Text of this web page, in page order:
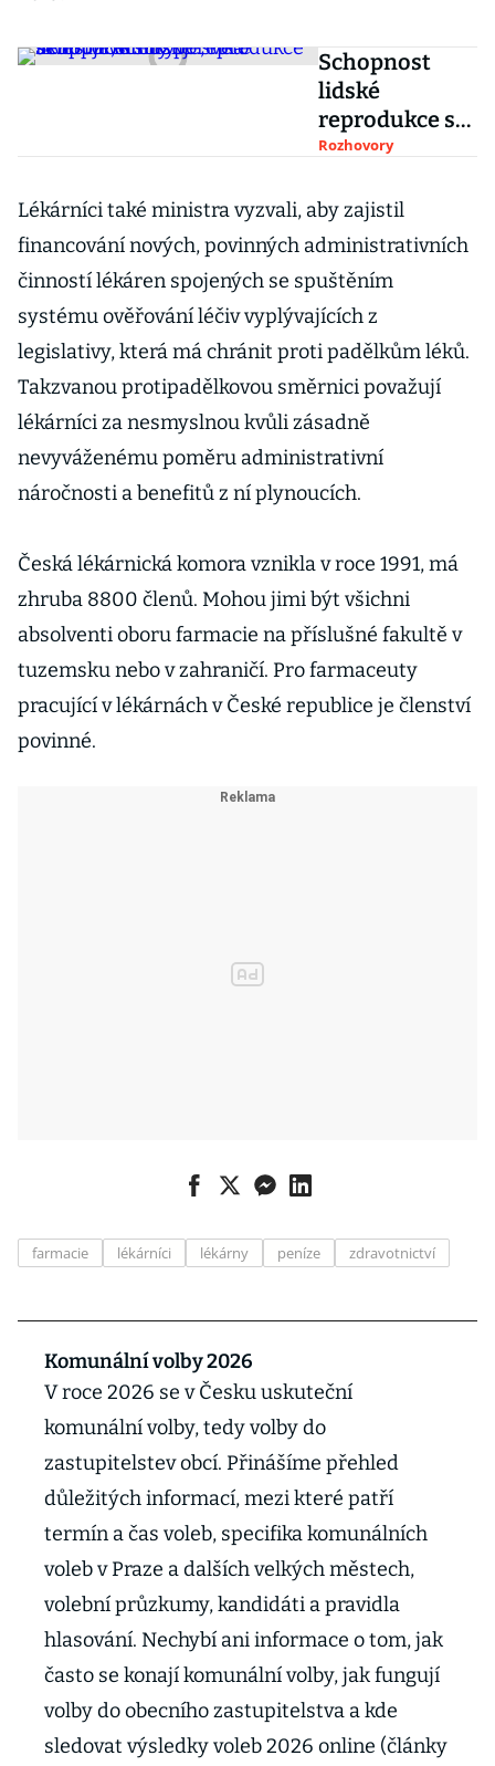
Schopnost
lidské
reprodukce se
hrozivě
investor, který
po světě
kliniky
Rozhovory
Lékárníci také ministra vyzvali, aby zajistil
financování nových, povinných administrativních
činností lékáren spojených se spuštěním
systému ověřování léčiv vyplývajících z
legislativy, která má chránit proti padělkům léků.
Takzvanou protipadělkovou směrnici považují
lékárníci za nesmyslnou kvůli zásadně
nevyváženému poměru administrativní
náročnosti a benefitů z ní plynoucích.
Česká lékárnická komora vznikla v roce 1991, má
zhruba 8800 členů. Mohou jimi být všichni
absolventi oboru farmacie na příslušné fakultě v
tuzemsku nebo v zahraničí. Pro farmaceuty
pracující v lékárnách v České republice je členství
povinné.
farmacie lékárníci lékárny peníze zdravotnictví
Komunální volby 2026
V roce 2026 se v Česku uskuteční
komunální volby, tedy volby do
zastupitelstev obcí. Přinášíme přehled
důležitých informací, mezi které patří
termín a čas voleb, specifika komunálních
voleb v Praze a dalších velkých městech,
volební průzkumy, kandidáti a pravidla
hlasování. Nechybí ani informace o tom, jak
často se konají komunální volby, jak fungují
volby do obecního zastupitelstva a kde
sledovat výsledky voleb 2026 online (články